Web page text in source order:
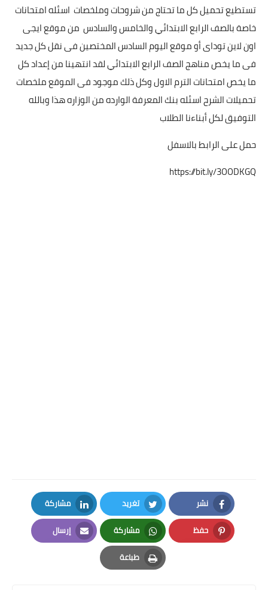
تستطيع تحميل كل ما تحتاج من شروحات وملخصات اسئله امتحانات
خاصة بالصف الرابع الابتدائي والخامس والسادس من موقع ايجى
اون لاين توداى أو موقع اليوم السادس المختصين فى نقل كل جديد
فى ما يخص مناهج الصف الرابع الابتدائي لقد انتهينا من إعداد كل
ما يخص امتحانات الترم الاول وكل ذلك موجود فى الموقع ملخصات
تحميلات الشرح اسئله بنك المعرفة الوارده من الوزاره هذا وبالله
التوفيق لكل أبناءنا الطلاب
حمل على الرابط بالاسفل
https://bit.ly/3OODKGQ
نشر
Facebook
تغريد
Twitter
مشاركة
LinkedIn
حفظ
Pinterest
مشاركة
Whatsapp
إرسال
Email
طباعة
Print